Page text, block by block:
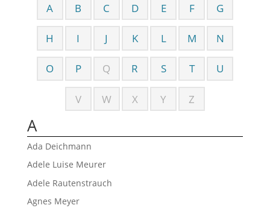
A B C D E F G
H I J K L M N
O P Q R S T U
V W X Y Z
A
Ada Deichmann
Adele Luise Meurer
Adele Rautenstrauch
Agnes Meyer